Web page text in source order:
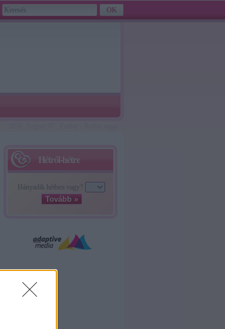
Hétről-hétre
Hányadik hétben vagy?
Tovább »